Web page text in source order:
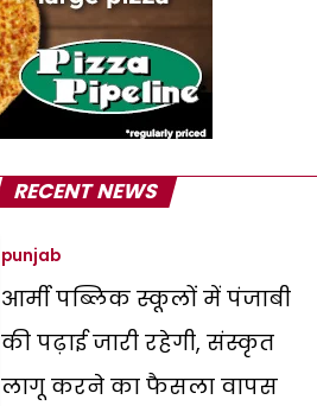
RECENT NEWS
punjab
आर्मी पब्लिक स्कूलों में पंजाबी
की पढ़ाई जारी रहेगी, संस्कृत
लागू करने का फैसला वापस